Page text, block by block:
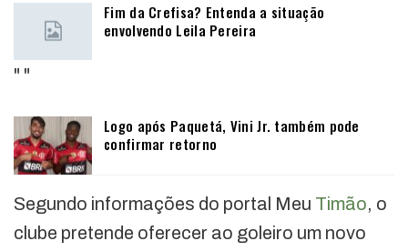
Fim da Crefisa? Entenda a situação
envolvendo Leila Pereira
" "
Logo após Paquetá, Vini Jr. também pode
confirmar retorno
Segundo informações do portal Meu Timão, o
clube pretende oferecer ao goleiro um novo